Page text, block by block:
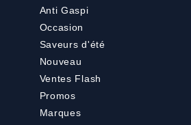
Anti Gaspi
Occasion
Saveurs d'été
Nouveau
Ventes Flash
Promos
Marques